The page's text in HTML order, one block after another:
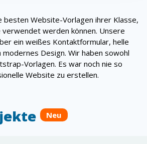
besten Website-Vorlagen ihrer Klasse,
werden können. Unsere
ein weißes Kontaktformular, helle
Design. Wir haben sowohl
Vorlagen. Es war noch nie so
Website zu erstellen.
Neu